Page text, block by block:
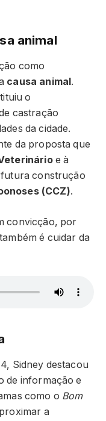
animal
como
causa animal .
o
castração
da cidade.
da proposta que
e à
construção
(CCZ).
convicção, por
é cuidar da
Sidney destacou
de informação e
como o Bom
a